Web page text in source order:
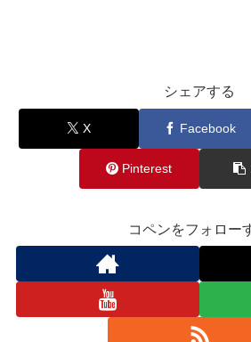
シェアする
X Facebook
Pinterest
コペンをフォロー